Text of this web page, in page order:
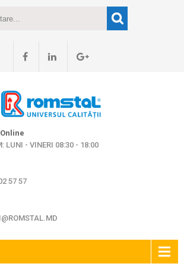
LUNI - VINERI 08:30 - 18:00
57 57